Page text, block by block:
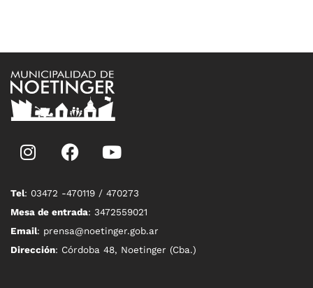
Tel: 03472 -470119 / 470273
Mesa de entrada: 3472559021
Email: prensa@noetinger.gob.ar
Dirección: Córdoba 48, Noetinger (Cba.)